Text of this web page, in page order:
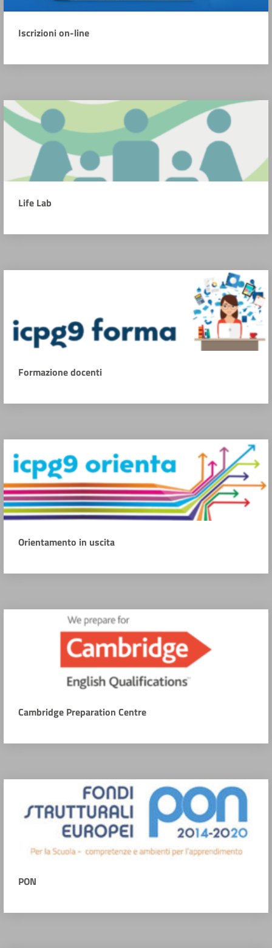
Iscrizioni on-line
Life Lab
Formazione docenti
Orientamento in uscita
Cambridge Preparation Centre
PON